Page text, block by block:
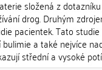
složená z
drog. Druhým
pacientek. Tato
a také nejvíce
střední a vysoké